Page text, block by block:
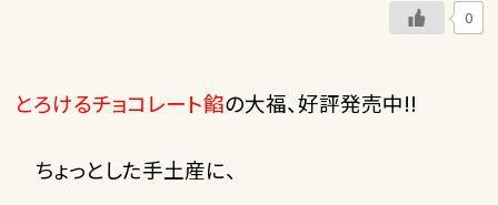
0
とろけるチョコレート餡の大福、好評発売中!!
ちょっとした手土産に、